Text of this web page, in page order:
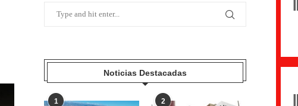
Noticias Destacadas
1 2